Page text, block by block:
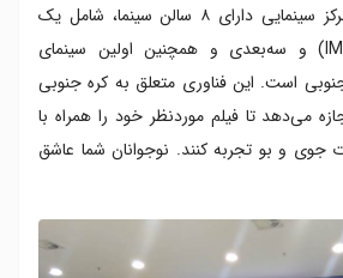
واقع شده است. این مرکز سینمایی دارای ۸ سالن سینما، شامل یک
سینمای آی‌مکس (IMAX) و سه‌بعدی و همچنین اولین سینمای
است. این فناوری متعلق به کره‌ جنوبی
می‌دهد تا فیلم موردنظر خود را همراه با
جوی و بو تجربه کنند. نوجوانان شما عاشق